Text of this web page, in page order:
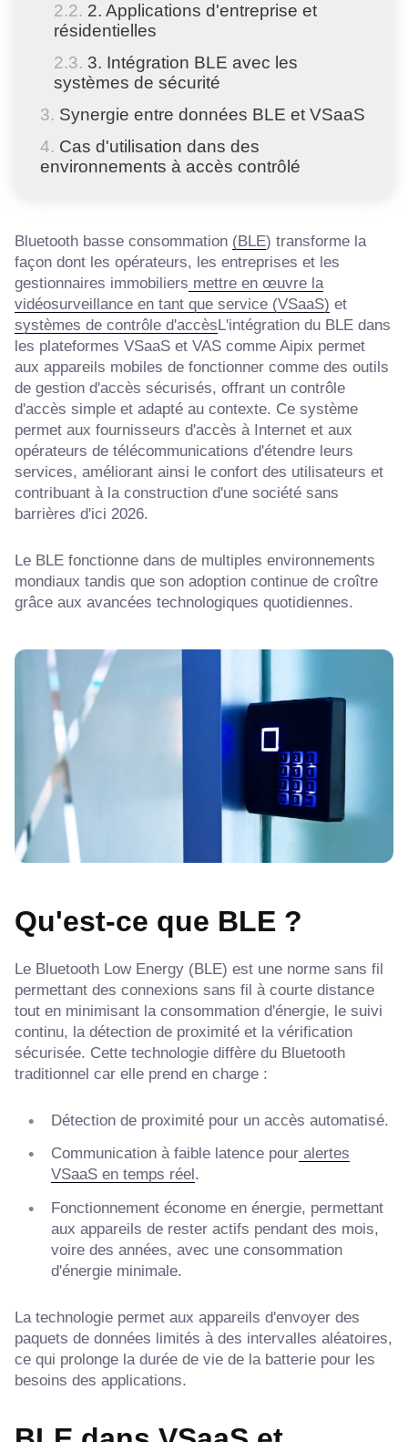
2. Applications d'entreprise et
résidentielles
3. Intégration BLE avec les
systèmes de sécurité
Synergie entre données BLE et VSaaS
Cas d'utilisation dans des
environnements à accès contrôlé
Bluetooth basse consommation (BLE) transforme la
façon dont les opérateurs, les entreprises et les
gestionnaires immobiliers mettre en œuvre la
vidéosurveillance en tant que service (VSaaS) et
systèmes de contrôle d'accès L'intégration du BLE dans
les plateformes VSaaS et VAS comme Aipix permet
aux appareils mobiles de fonctionner comme des outils
de gestion d'accès sécurisés, offrant un contrôle
d'accès simple et adapté au contexte. Ce système
permet aux fournisseurs d'accès à Internet et aux
opérateurs de télécommunications d'étendre leurs
services, améliorant ainsi le confort des utilisateurs et
contribuant à la construction d'une société sans
barrières d'ici 2026.
Le BLE fonctionne dans de multiples environnements
mondiaux tandis que son adoption continue de croître
grâce aux avancées technologiques quotidiennes.
Qu'est-ce que BLE ?
Le Bluetooth Low Energy (BLE) est une norme sans fil
permettant des connexions sans fil à courte distance
tout en minimisant la consommation d'énergie, le suivi
continu, la détection de proximité et la vérification
sécurisée. Cette technologie diffère du Bluetooth
traditionnel car elle prend en charge :
Détection de proximité pour un accès automatisé.
Communication à faible latence pour alertes
VSaaS en temps réel .
Fonctionnement économe en énergie, permettant
aux appareils de rester actifs pendant des mois,
voire des années, avec une consommation
d'énergie minimale.
La technologie permet aux appareils d'envoyer des
paquets de données limités à des intervalles aléatoires,
ce qui prolonge la durée de vie de la batterie pour les
besoins des applications.